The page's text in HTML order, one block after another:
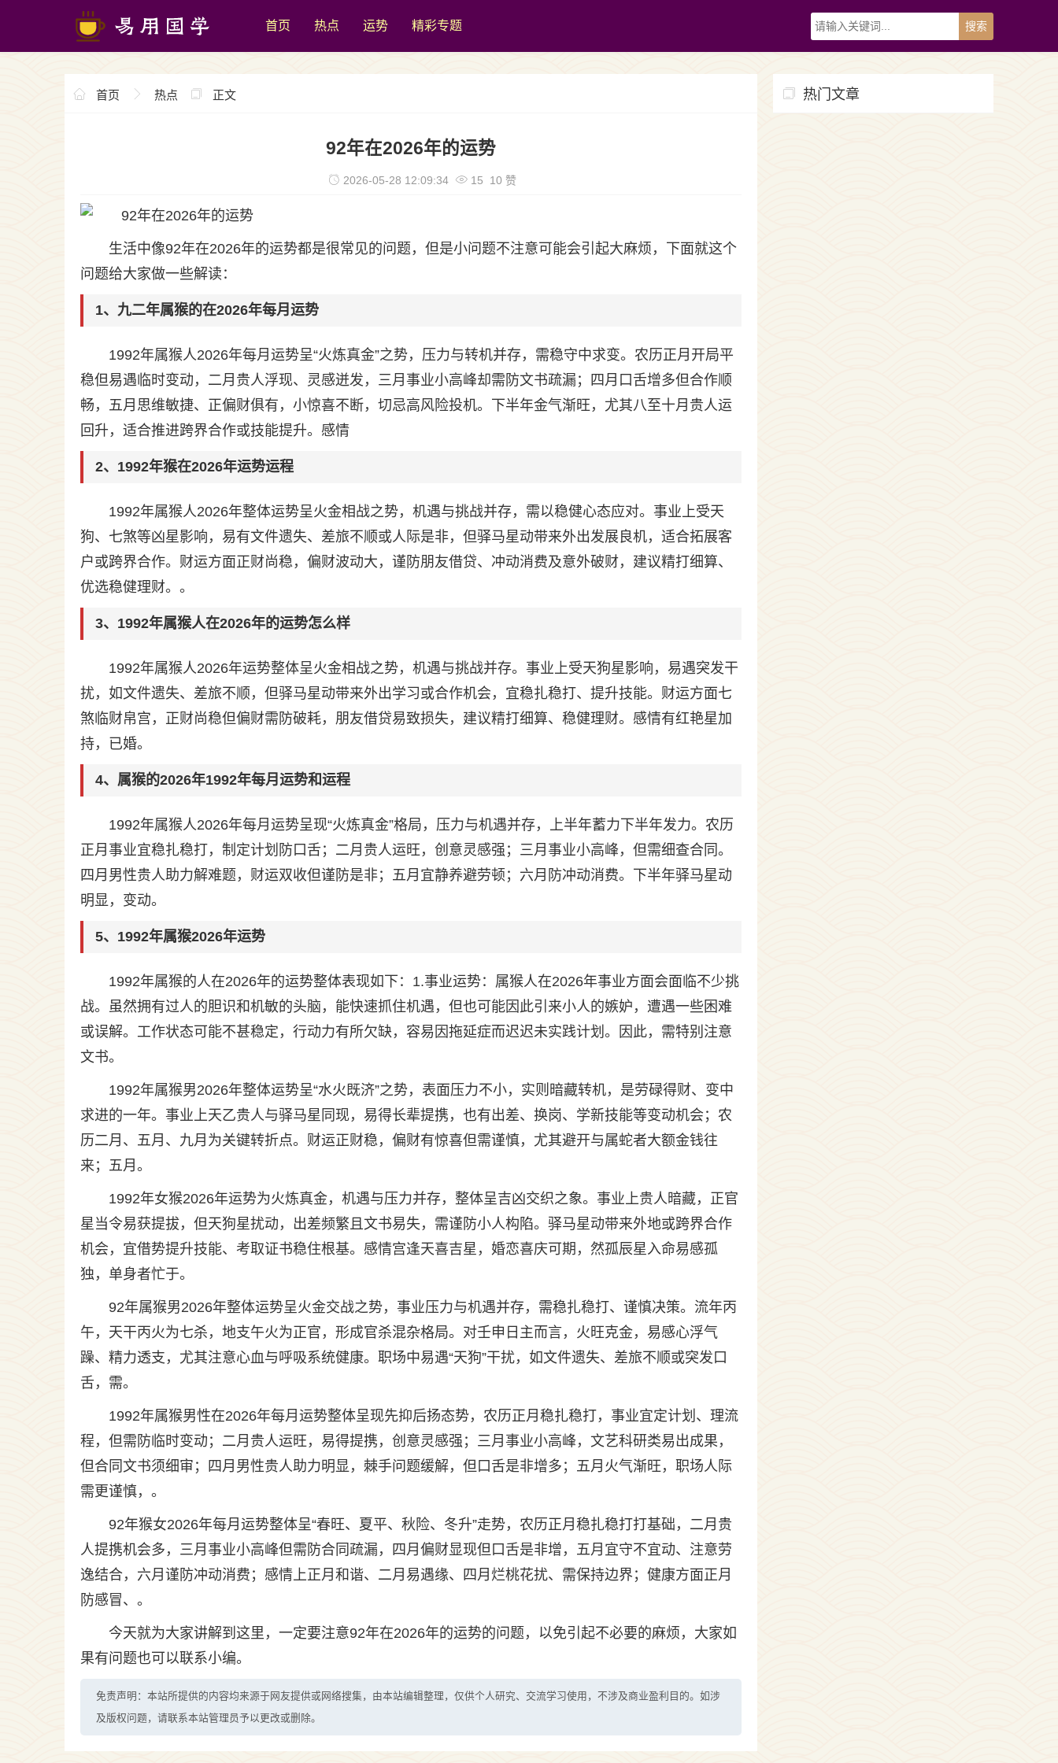
首页 热点 运势 精彩专题
首页 热点 正文
92年在2026年的运势
2026-05-28 12:09:34 15 10 赞
生活中像92年在2026年的运势都是很常见的问题，但是小问题不注意可能会引起大麻烦，下面就这个
问题给大家做一些解读：
1、九二年属猴的在2026年每月运势
1992年属猴人2026年每月运势呈“火炼真金”之势，压力与转机并存，需稳守中求变。农历正月开局平
稳但易遇临时变动，二月贵人浮现、灵感迸发，三月事业小高峰却需防文书疏漏；四月口舌增多但合作顺
畅，五月思维敏捷、正偏财俱有，小惊喜不断，切忌高风险投机。下半年金气渐旺，尤其八至十月贵人运
回升，适合推进跨界合作或技能提升。感情
2、1992年猴在2026年运势运程
1992年属猴人2026年整体运势呈火金相战之势，机遇与挑战并存，需以稳健心态应对。事业上受天
狗、七煞等凶星影响，易有文件遗失、差旅不顺或人际是非，但驿马星动带来外出发展良机，适合拓展客
户或跨界合作。财运方面正财尚稳，偏财波动大，谨防朋友借贷、冲动消费及意外破财，建议精打细算、
优选稳健理财。。
3、1992年属猴人在2026年的运势怎么样
1992年属猴人2026年运势整体呈火金相战之势，机遇与挑战并存。事业上受天狗星影响，易遇突发干
扰，如文件遗失、差旅不顺，但驿马星动带来外出学习或合作机会，宜稳扎稳打、提升技能。财运方面七
煞临财帛宫，正财尚稳但偏财需防破耗，朋友借贷易致损失，建议精打细算、稳健理财。感情有红艳星加
持，已婚。
4、属猴的2026年1992年每月运势和运程
1992年属猴人2026年每月运势呈现“火炼真金”格局，压力与机遇并存，上半年蓄力下半年发力。农历
正月事业宜稳扎稳打，制定计划防口舌；二月贵人运旺，创意灵感强；三月事业小高峰，但需细查合同。
四月男性贵人助力解难题，财运双收但谨防是非；五月宜静养避劳顿；六月防冲动消费。下半年驿马星动
明显，变动。
5、1992年属猴2026年运势
1992年属猴的人在2026年的运势整体表现如下：1.事业运势：属猴人在2026年事业方面会面临不少挑
战。虽然拥有过人的胆识和机敏的头脑，能快速抓住机遇，但也可能因此引来小人的嫉妒，遭遇一些困难
或误解。工作状态可能不甚稳定，行动力有所欠缺，容易因拖延症而迟迟未实践计划。因此，需特别注意
文书。
1992年属猴男2026年整体运势呈“水火既济”之势，表面压力不小，实则暗藏转机，是劳碌得财、变中
求进的一年。事业上天乙贵人与驿马星同现，易得长辈提携，也有出差、换岗、学新技能等变动机会；农
历二月、五月、九月为关键转折点。财运正财稳，偏财有惊喜但需谨慎，尤其避开与属蛇者大额金钱往
来；五月。
1992年女猴2026年运势为火炼真金，机遇与压力并存，整体呈吉凶交织之象。事业上贵人暗藏，正官
星当令易获提拔，但天狗星扰动，出差频繁且文书易失，需谨防小人构陷。驿马星动带来外地或跨界合作
机会，宜借势提升技能、考取证书稳住根基。感情宫逢天喜吉星，婚恋喜庆可期，然孤辰星入命易感孤
独，单身者忙于。
92年属猴男2026年整体运势呈火金交战之势，事业压力与机遇并存，需稳扎稳打、谨慎决策。流年丙
午，天干丙火为七杀，地支午火为正官，形成官杀混杂格局。对壬申日主而言，火旺克金，易感心浮气
躁、精力透支，尤其注意心血与呼吸系统健康。职场中易遇“天狗”干扰，如文件遗失、差旅不顺或突发口
舌，需。
1992年属猴男性在2026年每月运势整体呈现先抑后扬态势，农历正月稳扎稳打，事业宜定计划、理流
程，但需防临时变动；二月贵人运旺，易得提携，创意灵感强；三月事业小高峰，文艺科研类易出成果，
但合同文书须细审；四月男性贵人助力明显，棘手问题缓解，但口舌是非增多；五月火气渐旺，职场人际
需更谨慎，。
92年猴女2026年每月运势整体呈“春旺、夏平、秋险、冬升”走势，农历正月稳扎稳打打基础，二月贵
人提携机会多，三月事业小高峰但需防合同疏漏，四月偏财显现但口舌是非增，五月宜守不宜动、注意劳
逸结合，六月谨防冲动消费；感情上正月和谐、二月易遇缘、四月烂桃花扰、需保持边界；健康方面正月
防感冒、。
今天就为大家讲解到这里，一定要注意92年在2026年的运势的问题，以免引起不必要的麻烦，大家如
果有问题也可以联系小编。
免责声明：本站所提供的内容均来源于网友提供或网络搜集，由本站编辑整理，仅供个人研究、交流学习使用，不涉及商业盈利目的。如涉
及版权问题，请联系本站管理员予以更改或删除。
热门文章